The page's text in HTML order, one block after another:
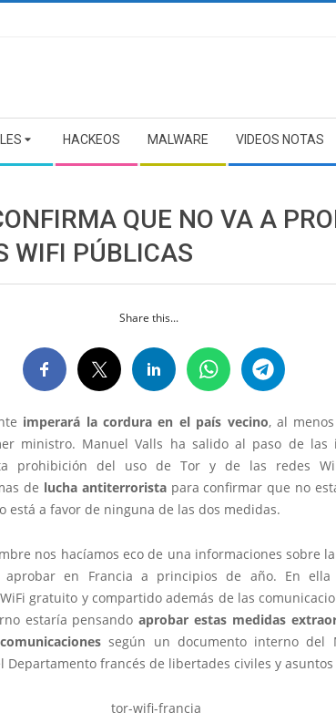
HACKEOS MALWARE VIDEOS NOTAS
QUE NO VA A
WIFI PÚBLICAS
Share this...
imperará la cordura en el país vecino, al
ministro. Manuel Valls ha salido al paso de las
prohibición del uso de Tor y de las redes
de lucha antiterroristapara confirmar que no
está a favor de ninguna de las dos medidas.
nos hacíamos eco de una informaciones sobre
aprobar en Francia a principios de año. En
gratuito y compartido además de las
estaría pensandoaprobar estas medidas
según un documento interno del
francés de libertades civiles y asuntos